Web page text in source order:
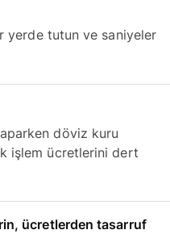
yerde tutun ve saniyeler
döviz kuru
işlem ücretlerini dert
ücretlerden tasarruf